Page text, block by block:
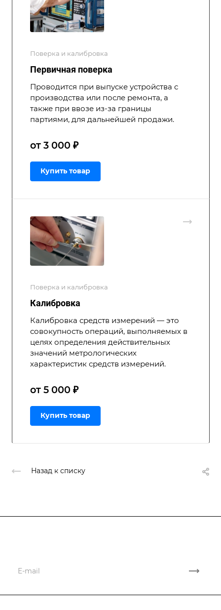
Поверка и калибровка
Первичная поверка
Проводится при выпуске устройства с
производства или после ремонта, а
также при ввозе из-за границы
партиями, для дальнейшей продажи.
от 3 000 ₽
Купить товар
Поверка и калибровка
Калибровка
Калибровка средств измерений — это
совокупность операций, выполняемых в
целях определения действительных
значений метрологических
характеристик средств измерений.
от 5 000 ₽
Купить товар
Назад к списку